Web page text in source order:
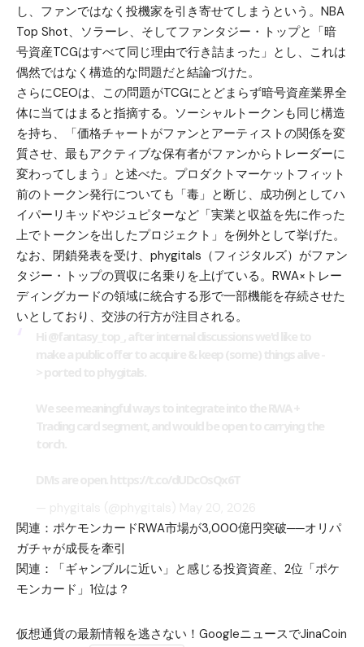
し、ファンではなく投機家を引き寄せてしまうという。NBA
Top Shot、ソラーレ、そしてファンタジー・トップと「暗
号資産TCGはすべて同じ理由で行き詰まった」とし、これは
偶然ではなく構造的な問題だと結論づけた。
さらにCEOは、この問題がTCGにとどまらず暗号資産業界全
体に当てはまると指摘する。ソーシャルトークンも同じ構造
を持ち、「価格チャートがファンとアーティストの関係を変
質させ、最もアクティブな保有者がファンからトレーダーに
変わってしまう」と述べた。プロダクトマーケットフィット
前のトークン発行についても「毒」と断じ、成功例としてハ
イパーリキッドやジュピターなど「実業と収益を先に作った
上でトークンを出したプロジェクト」を例外として挙げた。
なお、閉鎖発表を受け、 phygitals（フィジタルズ） がファン
タジー・トップの買収に名乗りを上げている。RWA×トレー
ディングカードの領域に統合する形で一部機能を存続させた
いとしており、交渉の行方が注目される。
関連： ポケモンカードRWA市場が3,000億円突破──オリパ
ガチャが成長を牽引
関連：
「ギャンブルに近い」と感じる投資資産、2位「ポケ
モンカード」1位は？
仮想通貨の最新情報を逃さない！GoogleニュースでJinaCoin